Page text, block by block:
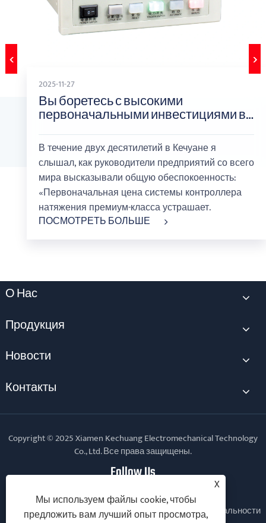
2025-11-27
Вы боретесь с высокими
первоначальными инвестициями в
контроля натяжения?
В течение двух десятилетий в Кечуане я
слышал, как руководители предприятий со всего
мира высказывали общую обеспокоенность:
«Первоначальная цена системы контроллера
натяжения премиум-класса устрашает.
ПОСМОТРЕТЬ БОЛЬШЕ
‹ ›
О Нас
Продукция
Новости
Контакты
Copyright © 2025 Xiamen Kechuang Electromechanical Technology
Co., Ltd. Все права защищены.
Follow Us
Sitemap RSS XML политика конфиденциальности
X
Мы используем файлы cookie, чтобы
предложить вам лучший опыт просмотра,